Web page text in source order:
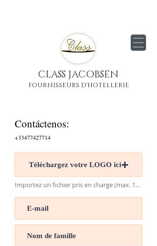
CLASS JACOBSEN
FOURNISSEURS D'HOTELLERIE
Contáctenos:
+33477427714
Téléchargez votre LOGO ici
Importez un fichier pris en charge (max. 15 Mo)